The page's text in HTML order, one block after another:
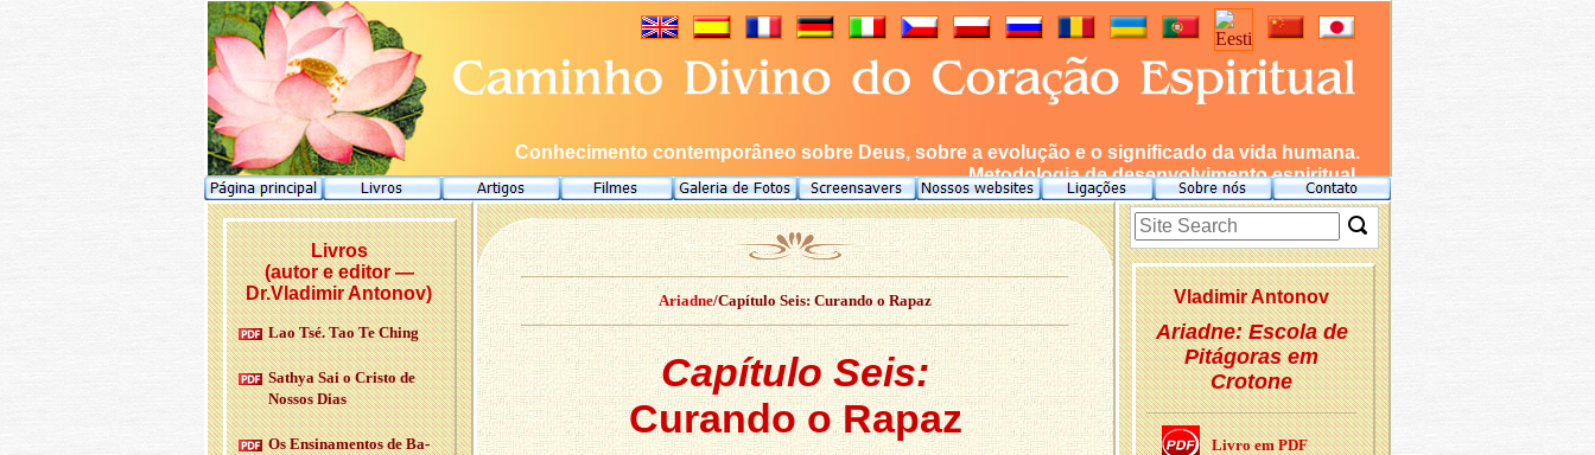
Conhecimento contemporâneo sobre Deus, sobre a evolução e o significado da vida humana.
Metodologia de desenvolvimento espiritual.
Ariadne/Capítulo Seis: Curando o Rapaz
Capítulo Seis:
Curando o Rapaz
Vla­dimir An­tonov
Ariadne: Escola de
Pitágoras em
Crotone
Livro em PDF
Livros
(autor e editor —
Dr.Vladimir Antonov)
Lao Tsé. Tao Te Ching
Sathya Sai o Cristo de
Nossos Dias
Os En­si­na­mentos de Ba­